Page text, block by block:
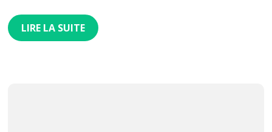
LIRE LA SUITE